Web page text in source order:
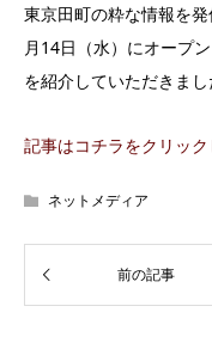
東京田町の粋な情報を
月14日（水）にオープ
を紹介していただきまし
記事はコチラをクリッ
ネットメディア